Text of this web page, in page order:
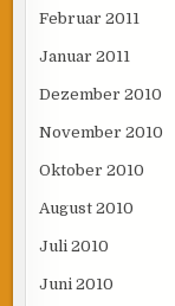
Februar 2011
Januar 2011
Dezember 2010
November 2010
Oktober 2010
August 2010
Juli 2010
Juni 2010